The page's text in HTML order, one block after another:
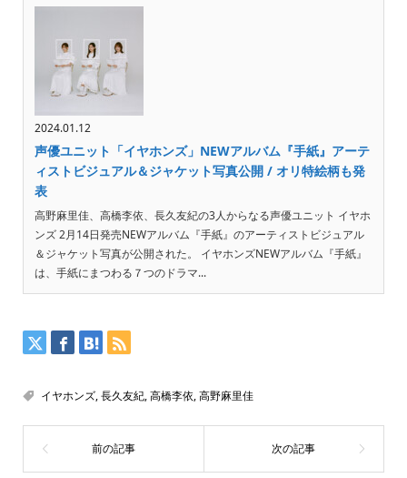
2024.01.12
声優ユニット「イヤホンズ」NEWアルバム『手紙』アーテ
ィストビジュアル＆ジャケット写真公開 / オリ特絵柄も発
表
高野麻里佳、高橋李依、長久友紀の3人からなる声優ユニット イヤホ
ンズ 2月14日発売NEWアルバム『手紙』のアーティストビジュアル
＆ジャケット写真が公開された。 イヤホンズNEWアルバム『手紙』
は、手紙にまつわる７つのドラマ...
イヤホンズ,長久友紀,高橋李依,高野麻里佳